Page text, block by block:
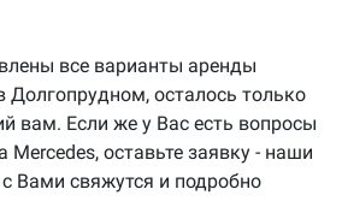
все варианты аренды
Долгопрудном, осталось только
вам. Если же у Вас есть вопросы
Mercedes, оставьте заявку - наши
Вами свяжутся и подробно